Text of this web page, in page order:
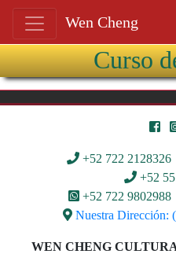
Wen Cheng
Curso
+52 722 2128326
+52
+52 722 9802988
Nuestra Dirección:
WEN CHENG